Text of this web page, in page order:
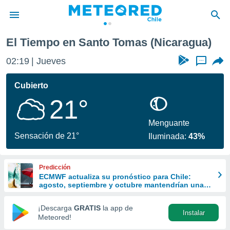
de
por
se
calidad.
a este
las
y
forma
digital
basada
El Tiempo en Santo Tomas (Nicaragua)
02:19 Jueves ...
Cubierto
21°
Sensación de 21°
Menguante
Iluminada:43%
Predicción
ECMWF actualiza su pronóstico para Chile:
agosto, septiembre y octubre mantendrían una
¡Descarga GRATIS la app de
Meteored!
Instalar